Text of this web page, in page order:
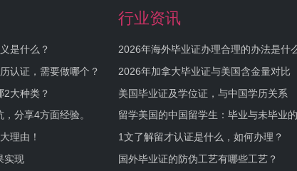
是什么？
认证，需要做哪个？
2大种类？
分享4方面经验。
理由！
实现
行业资讯
2026年海外毕业证办理合理的办法是什
2026年加拿大毕业证与美国含金量对比
美国毕业证及学位证，与中国学历关系
留学美国的中国留学生：毕业与未毕业
1文了解留才认证是什么，如何办理？
国外毕业证的防伪工艺有哪些工艺？